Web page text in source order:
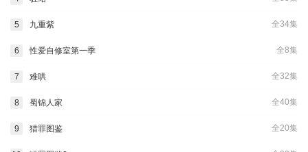
全34集
5 九重紫
全8集
6 性爱自修室第一季
全32集
7 难哄
全40集
8 蜀锦人家
全20集
9 猎罪图鉴